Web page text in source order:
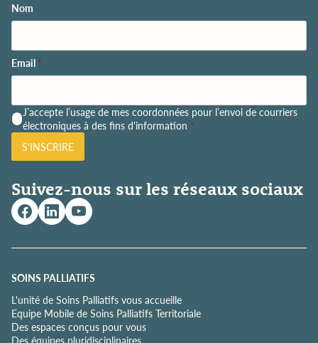
Nom
Email *
P
o
l
t
q
u
e
e
o
n
f
i
d
J’accepte l’usage de mes coordonnées pour l’envoi de courriers
électroniques à des fins d'information *
S'INSCRIRE
Suivez-nous sur les réseaux sociaux
SOINS PALLIATIFS
L'unité de Soins Palliatifs vous accueille
Equipe Mobile de Soins Palliatifs Territoriale
Des espaces conçus pour vous
Des équipes pluridisciplinaires